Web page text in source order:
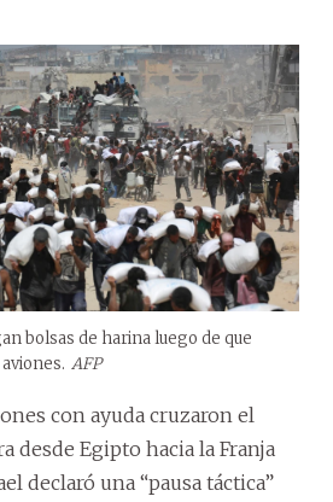
bolsas de harina luego de que
AFP
con ayuda cruzaron el
desde Egipto hacia la Franja
declaró una “pausa táctica”